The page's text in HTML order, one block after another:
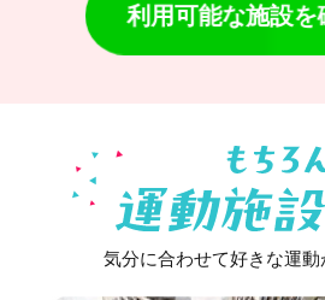
利用可能な施設を
気分に合わせて好きな運動